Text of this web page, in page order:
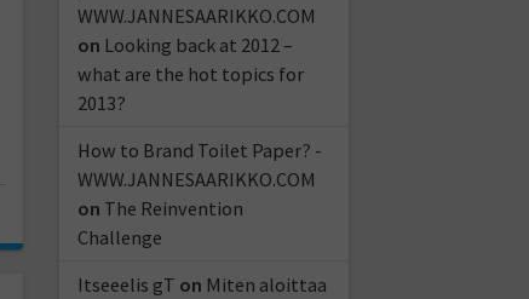
WWW.JANNESAARIKKO.COM
on Looking back at 2012 –
what are the hot topics for
2013?
How to Brand Toilet Paper? -
WWW.JANNESAARIKKO.COM
on The Reinvention
Challenge
Itseeelis gT on Miten aloittaa